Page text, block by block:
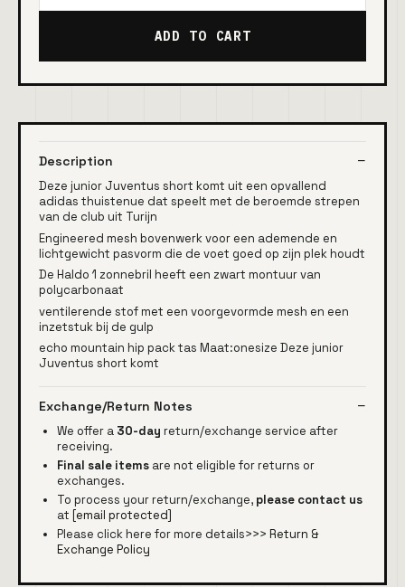
ADD TO CART
Description
Deze junior Juventus short komt uit een opvallend
adidas thuistenue dat speelt met de beroemde strepen
van de club uit Turijn
Engineered mesh bovenwerk voor een ademende en
lichtgewicht pasvorm die de voet goed op zijn plek houdt
De Haldo 1 zonnebril heeft een zwart montuur van
polycarbonaat
ventilerende stof met een voorgevormde mesh en een
inzetstuk bij de gulp
echo mountain hip pack tas Maat:onesize Deze junior
Juventus short komt
Exchange/Return Notes
We offer a 30-day return/exchange service after
receiving.
Final sale items are not eligible for returns or
exchanges.
To process your return/exchange, please contact us
at [email protected]
Please click here for more details>>> Return &
Exchange Policy